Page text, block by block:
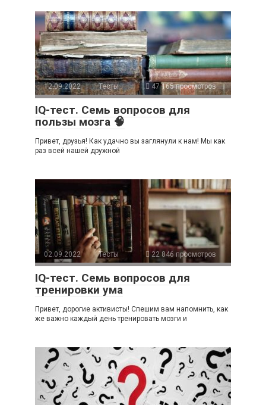
12.09.2022 Тесты 47 165 просмотров
IQ-тест. Семь вопросов для
пользы мозга 🧠
Привет, друзья! Как удачно вы заглянули к нам! Мы как
раз всей нашей дружной
02.09.2022 Тесты 22 846 просмотров
IQ-тест. Семь вопросов для
тренировки ума
Привет, дорогие активисты! Спешим вам напомнить, как
же важно каждый день тренировать мозги и